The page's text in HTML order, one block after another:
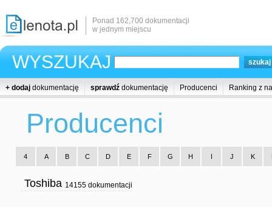
Ponad 162,700 dokumentacji
w jednym miejscu
WYSZUKAJ
+ dodaj dokumentację sprawdź dokumentację Producenci Ranking z
Producenci
4 A B C D E F G H I J K
Toshiba 14155 dokumentacji